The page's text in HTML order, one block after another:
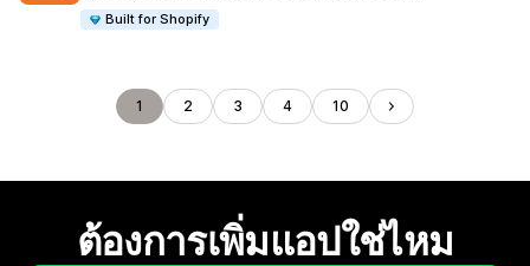
Built for Shopify
1 2 3 4 10
ต้องการเพิ่มแอปใช่ไหม